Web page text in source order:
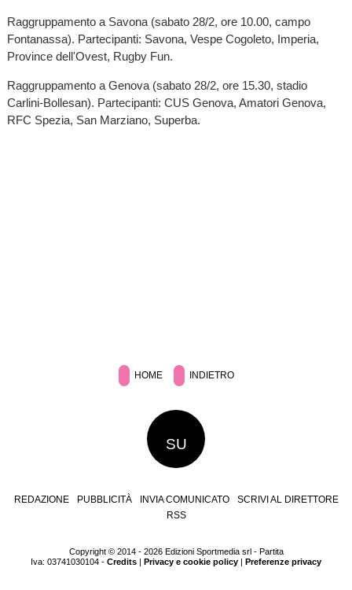
Raggruppamento a Savona (sabato 28/2, ore 10.00, campo
Fontanassa). Partecipanti: Savona, Vespe Cogoleto, Imperia,
Province dell'Ovest, Rugby Fun.
Raggruppamento a Genova (sabato 28/2, ore 15.30, stadio
Carlini-Bollesan). Partecipanti: CUS Genova, Amatori Genova,
RFC Spezia, San Marziano, Superba.
HOME INDIETRO
SU
REDAZIONE PUBBLICITÀ INVIA COMUNICATO
SCRIVI AL DIRETTORE
RSS
Copyright © 2014 - 2026 Edizioni Sportmedia srl - Partita
Iva: 03741030104 - Credits | Privacy e cookie policy | Preferenze privacy